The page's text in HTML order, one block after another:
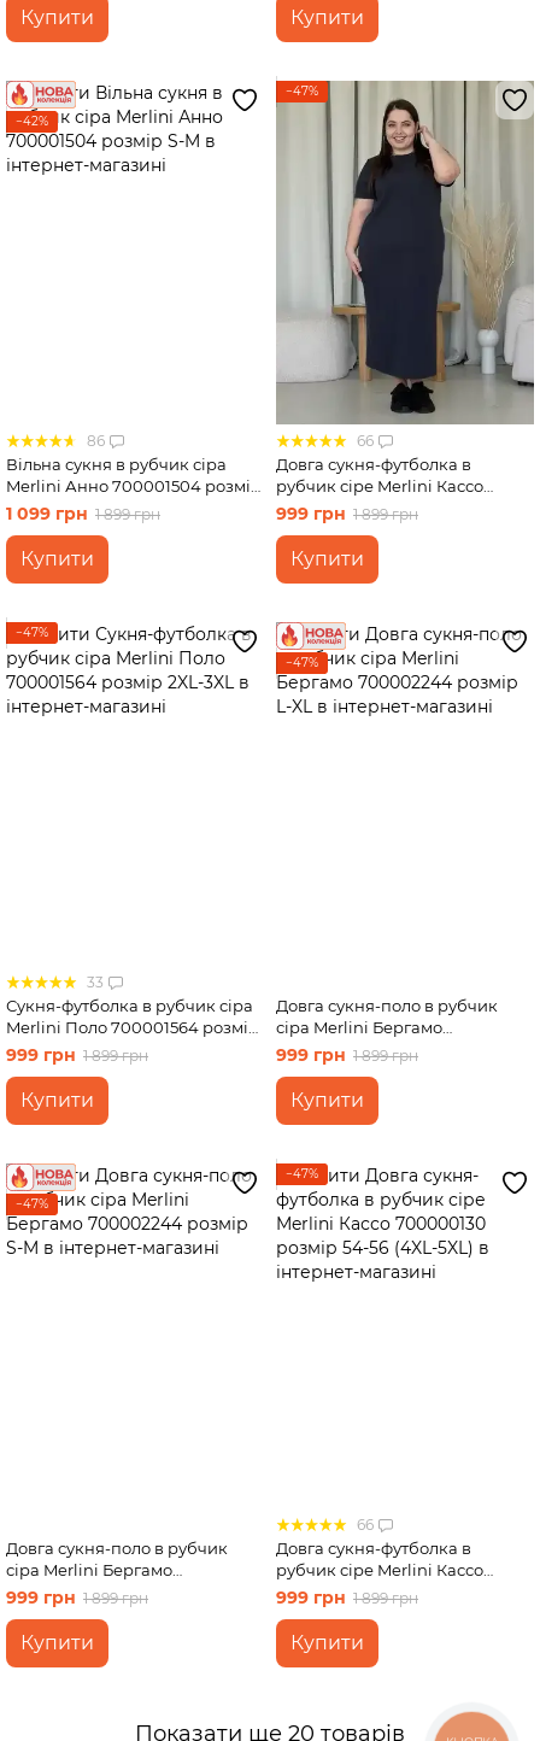
Купити Купити
−42%
86
Вільна сукня в рубчик сіра
Merlini Анно 700001504 розмір
S-M
1 099 грн 1 899 грн
Купити
−47%
66
Довга сукня-футболка в
рубчик сіре Merlini Кассо
700000130 розмір 50-52 (2XL-
999 грн 1 899 грн
Купити
−47%
33
Сукня-футболка в рубчик сіра
Merlini Поло 700001564 розмір
2XL-3XL
999 грн 1 899 грн
Купити
−47%
Довга сукня-поло в рубчик
сіра Merlini Бергамо
700002244 розмір L-XL
999 грн 1 899 грн
Купити
−47%
Довга сукня-поло в рубчик
сіра Merlini Бергамо
700002244 розмір S-M
999 грн 1 899 грн
Купити
−47%
66
Довга сукня-футболка в
рубчик сіре Merlini Кассо
700000130 розмір 54-56 (4XL-
999 грн 1 899 грн
Купити
Показати ще 20 товарів